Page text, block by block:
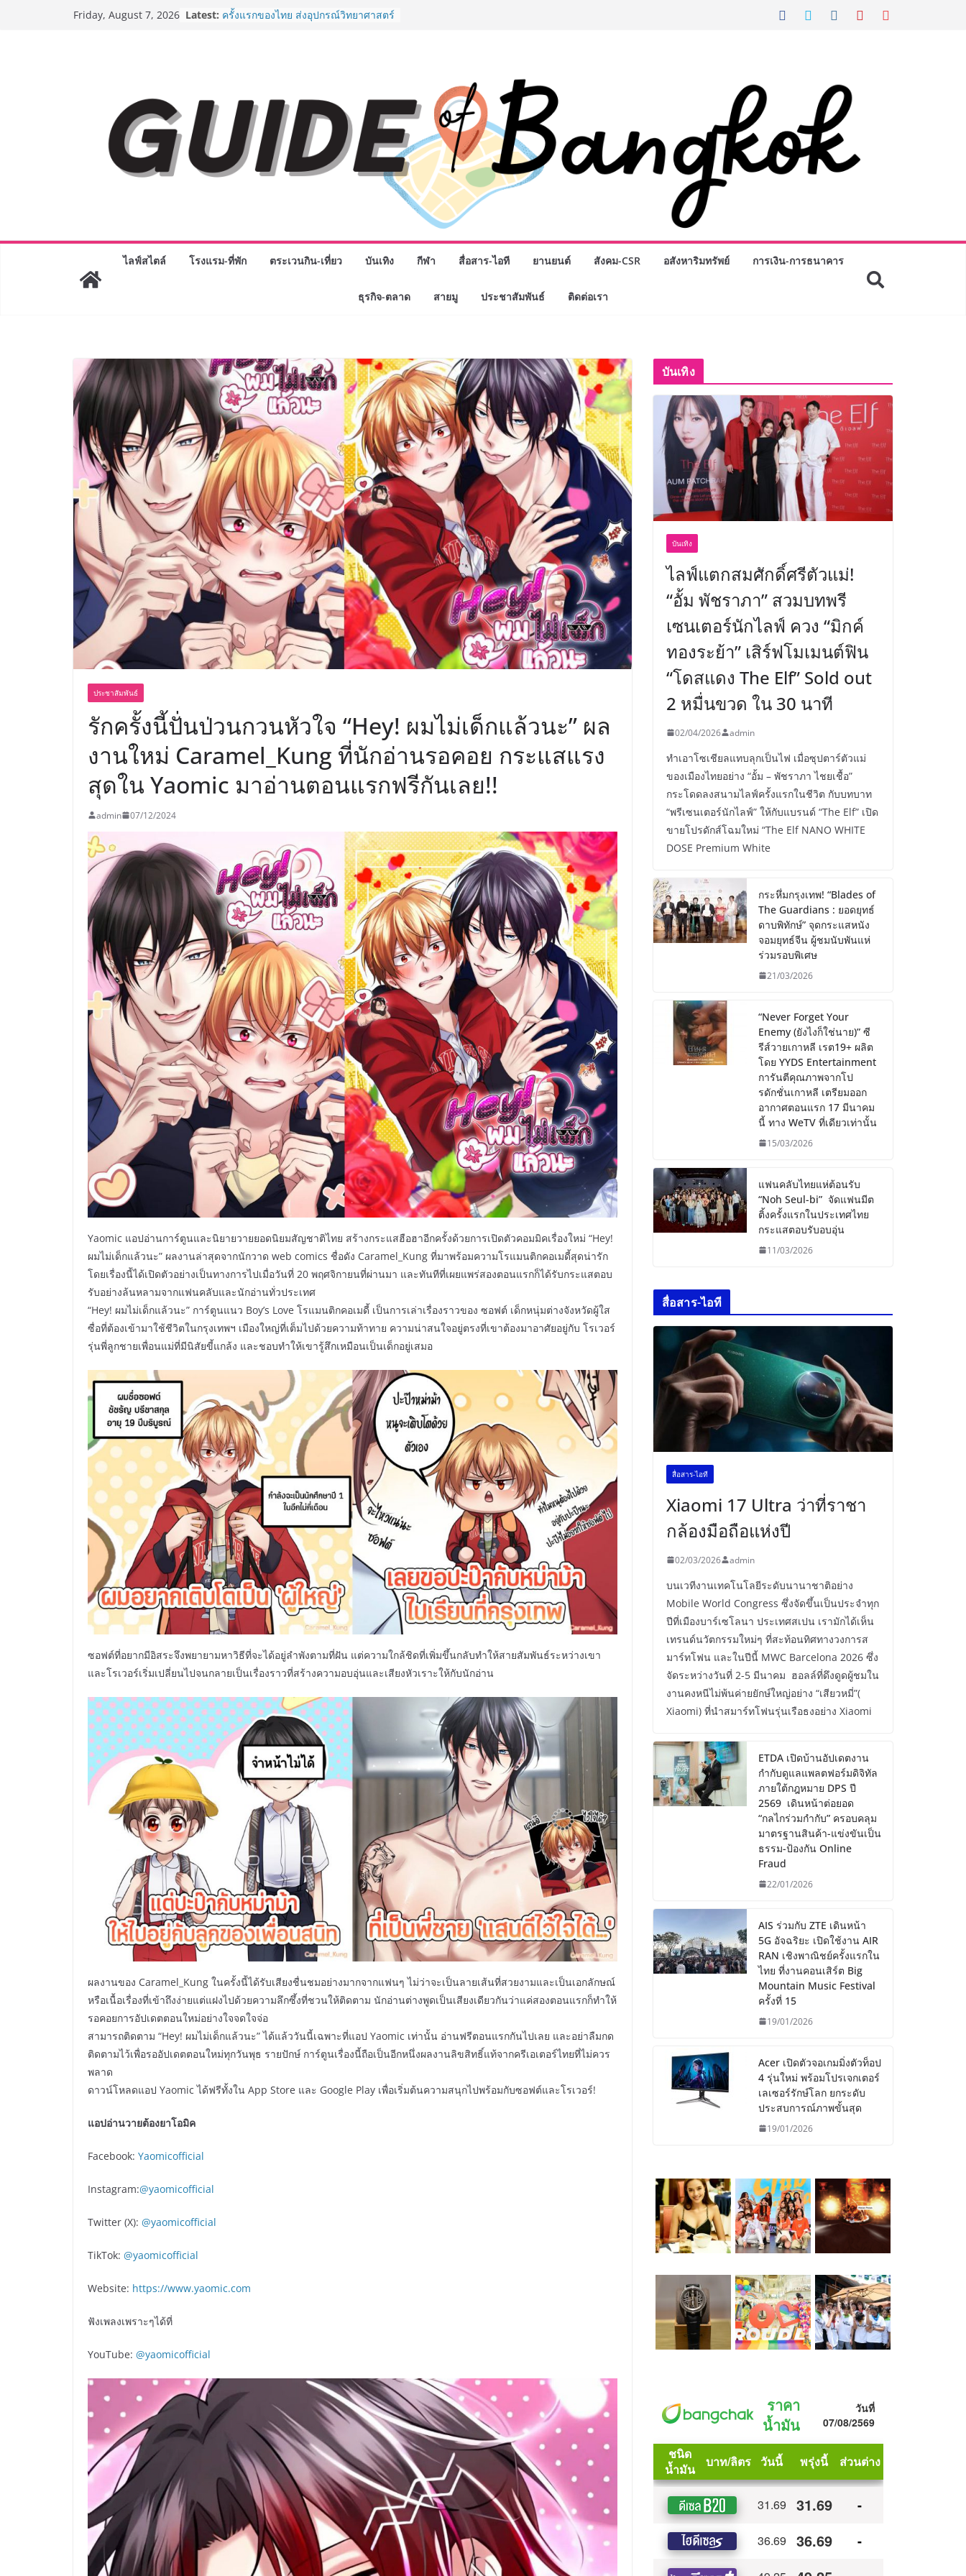
Friday, August 7, 2026 Latest: “ตลาดดอกไม้สี่มุมเมือง” ศูนย์รวมดอกไม้
“CE-7 MATCH” ฝีมือคนไทย ร่วมภารกิจ
สำรวจดวงจันทร์ 24 สิงหาคมนี้
8.8 “ซูเลียน” รวมพลังนักธุรกิจทั่ว
ประเทศ จัดประชุมใหญ่แห่งปี พบ CEO
“ดร.ปิยะวัฒน์” ถ่ายทอดวิสัยทัศน์ธุรกิจ
พร้อมฟรีคอนเสิร์ต “โชค รถแห่” ยกวง
AirAsia X SEE FAH พันธมิตรทางธุรกิจ
BEDO เดินหน้าจัดกิจกรรมเจรจาธุรกิจ
“BIO TRADE CONNECT 2026” ยก
ไลฟ์สไตล์ โรงแรม-ที่พัก ตระเวนกิน-เที่ยว บันเทิง กีฬา สื่อสาร-ไอที ยานยนต์ สังคม-CSR อสังหาริมทรัพย์ การเงิน-การธนาคาร
ธุรกิจ-ตลาด สายมู ประชาสัมพันธ์ ติดต่อเรา
ประชาสัมพันธ์
รักครั้งนี้ปั่นป่วนกวนหัวใจ “Hey! ผมไม่เด็กแล้วนะ” ผล
งานใหม่ Caramel_Kung ที่นักอ่านรอคอย กระแสแรง
สุดใน Yaomic มาอ่านตอนแรกฟรีกันเลย!!
admin 07/12/2024
Yaomic แอปอ่านการ์ตูนและนิยายวายยอดนิยมสัญชาติไทย สร้างกระแสฮือฮาอีกครั้งด้วยการเปิดตัวคอมมิคเรื่องใหม่ “Hey!
ผมไม่เด็กแล้วนะ” ผลงานล่าสุดจากนักวาด web comics ชื่อดัง Caramel_Kung ที่มาพร้อมความโรแมนติกคอเมดี้สุดน่ารัก
โดยเรื่องนี้ได้เปิดตัวอย่างเป็นทางการไปเมื่อวันที่ 20 พฤศจิกายนที่ผ่านมา และทันทีที่เผยแพร่สองตอนแรกก็ได้รับกระแสตอบ
รับอย่างล้นหลามจากแฟนคลับและนักอ่านทั่วประเทศ
“Hey! ผมไม่เด็กแล้วนะ” การ์ตูนแนว Boy’s Love โรแมนติกคอเมดี้ เป็นการเล่าเรื่องราวของ ซอฟต์ เด็กหนุ่มต่างจังหวัดผู้ใส
ซื่อที่ต้องเข้ามาใช้ชีวิตในกรุงเทพฯ เมืองใหญ่ที่เต็มไปด้วยความท้าทาย ความน่าสนใจอยู่ตรงที่เขาต้องมาอาศัยอยู่กับ โรเวอร์
รุ่นพี่ลูกชายเพื่อนแม่ที่มีนิสัยขี้แกล้ง และชอบทำให้เขารู้สึกเหมือนเป็นเด็กอยู่เสมอ
ซอฟต์ที่อยากมีอิสระจึงพยายามหาวิธีที่จะได้อยู่ลำพังตามที่ฝัน แต่ความใกล้ชิดที่เพิ่มขึ้นกลับทำให้สายสัมพันธ์ระหว่างเขา
และโรเวอร์เริ่มเปลี่ยนไปจนกลายเป็นเรื่องราวที่สร้างความอบอุ่นและเสียงหัวเราะให้กับนักอ่าน
ผลงานของ Caramel_Kung ในครั้งนี้ได้รับเสียงชื่นชมอย่างมากจากแฟนๆ ไม่ว่าจะเป็นลายเส้นที่สวยงามและเป็นเอกลักษณ์
หรือเนื้อเรื่องที่เข้าถึงง่ายแต่แฝงไปด้วยความลึกซึ้งที่ชวนให้ติดตาม นักอ่านต่างพูดเป็นเสียงเดียวกันว่าแค่สองตอนแรกก็ทำให้
รอคอยการอัปเดตตอนใหม่อย่างใจจดใจจ่อ
สามารถติดตาม “Hey! ผมไม่เด็กแล้วนะ” ได้แล้ววันนี้เฉพาะที่แอป Yaomic เท่านั้น อ่านฟรีตอนแรกกันไปเลย และอย่าลืมกด
ติดตามไว้เพื่อรออัปเดตตอนใหม่ทุกวันพุธ รายปักษ์ การ์ตูนเรื่องนี้ถือเป็นอีกหนึ่งผลงานลิขสิทธิ์แท้จากครีเอเตอร์ไทยที่ไม่ควร
พลาด
ดาวน์โหลดแอป Yaomic ได้ฟรีทั้งใน App Store และ Google Play เพื่อเริ่มต้นความสนุกไปพร้อมกับซอฟต์และโรเวอร์!
แอปอ่านวายต้องยาโอมิค
Facebook: Yaomicofficial
Instagram:@yaomicofficial
Twitter (X): @yaomicofficial
TikTok: @yaomicofficial
Website: https://www.yaomic.com
ฟังเพลงเพราะๆได้ที่
YouTube: @yaomicofficial
บันเทิง
บันเทิง
ไลฟ์แตกสมศักดิ์ศรีตัวแม่!
“อั้ม พัชราภา” สวมบทพรี
เซนเตอร์นักไลฟ์ ควง “มิกค์
ทองระย้า” เสิร์ฟโมเมนต์ฟิน
“โดสแดง The Elf” Sold out
2 หมื่นขวด ใน 30 นาที
02/04/2026 admin
ทำเอาโซเชียลแทบลุกเป็นไฟ เมื่อซุปตาร์ตัวแม่
ของเมืองไทยอย่าง “อั้ม – พัชราภา ไชยเชื้อ”
กระโดดลงสนามไลฟ์ครั้งแรกในชีวิต กับบทบาท
“พรีเซนเตอร์นักไลฟ์” ให้กับแบรนด์ “The Elf” เปิด
ขายโปรดักส์โฉมใหม่ “The Elf NANO WHITE
DOSE Premium White
กระหึ่มกรุงเทพ! “Blades of
The Guardians : ยอดยุทธ์
ดาบพิทักษ์” จุดกระแสหนัง
จอมยุทธ์จีน ผู้ชมนับพันแห่
ร่วมรอบพิเศษ
21/03/2026
“Never Forget Your
Enemy (ยังไงก็ใช่นาย)” ซี
รีส์วายเกาหลี เรต19+ ผลิต
โดย YYDS Entertainment
การันตีคุณภาพจากโป
รดักชั่นเกาหลี เตรียมออก
อากาศตอนแรก 17 มีนาคม
นี้ ทาง WeTV ที่เดียวเท่านั้น
15/03/2026
แฟนคลับไทยแห่ต้อนรับ
“Noh Seul-bi” จัดแฟนมีต
ติ้งครั้งแรกในประเทศไทย
กระแสตอบรับอบอุ่น
11/03/2026
สื่อสาร-ไอที
สื่อสาร-ไอที
Xiaomi 17 Ultra ว่าที่ราชา
กล้องมือถือแห่งปี
02/03/2026 admin
บนเวทีงานเทคโนโลยีระดับนานาชาติอย่าง
Mobile World Congress ซึ่งจัดขึ้นเป็นประจำทุก
ปีที่เมืองบาร์เซโลนา ประเทศสเปน เรามักได้เห็น
เทรนด์นวัตกรรมใหม่ๆ ที่สะท้อนทิศทางวงการส
มาร์ทโฟน และในปีนี้ MWC Barcelona 2026 ซึ่ง
จัดระหว่างวันที่ 2-5 มีนาคม ฮอลล์ที่ดึงดูดผู้ชมใน
งานคงหนีไม่พ้นค่ายยักษ์ใหญ่อย่าง “เสียวหมี่”(
Xiaomi) ที่นำสมาร์ทโฟนรุ่นเรือธงอย่าง Xiaomi
ETDA เปิดบ้านอัปเดตงาน
กำกับดูแลแพลตฟอร์มดิจิทัล
ภายใต้กฎหมาย DPS ปี
2569 เดินหน้าต่อยอด
“กลไกร่วมกำกับ” ครอบคลุม
มาตรฐานสินค้า-แข่งขันเป็น
ธรรม-ป้องกัน Online
Fraud
22/01/2026
AIS ร่วมกับ ZTE เดินหน้า
5G อัจฉริยะ เปิดใช้งาน AIR
RAN เชิงพาณิชย์ครั้งแรกใน
ไทย ที่งานคอนเสิร์ต Big
Mountain Music Festival
ครั้งที่ 15
19/01/2026
Acer เปิดตัวจอเกมมิ่งตัวท็อป
4 รุ่นใหม่ พร้อมโปรเจกเตอร์
เลเซอร์รักษ์โลก ยกระดับ
ประสบการณ์ภาพขั้นสุด
19/01/2026